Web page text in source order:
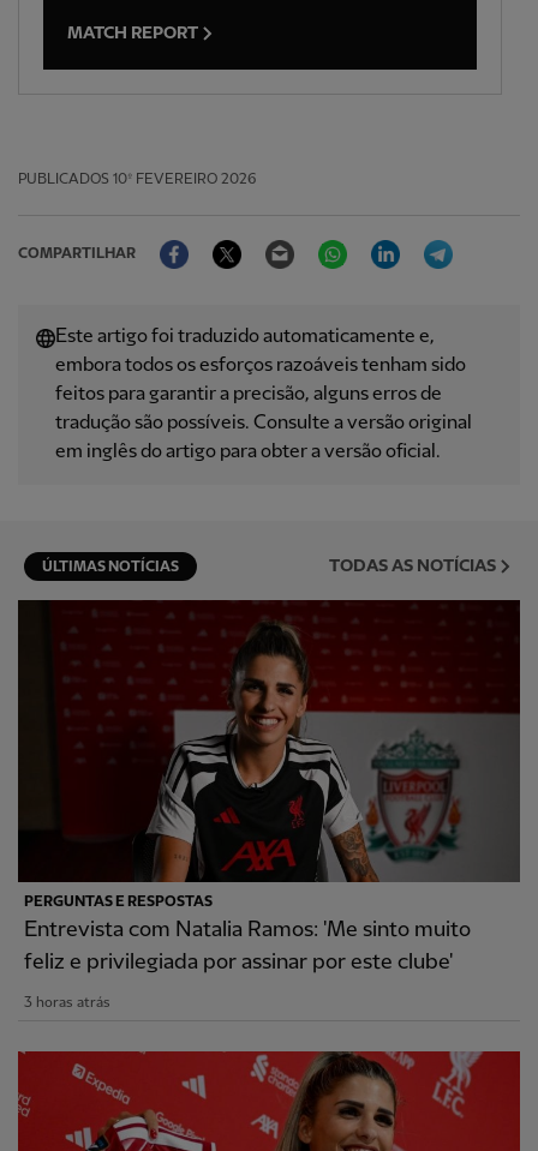
MATCH REPORT
PUBLICADOS 10º FEVEREIRO 2026
COMPARTILHAR
FacebookTwitter Email WhatsAppLinkedIn
Este artigo foi traduzido automaticamente e,
embora todos os esforços razoáveis ​​tenham sido
feitos para garantir a precisão, alguns erros de
tradução são possíveis. Consulte a versão original
em inglês do artigo para obter a versão oficial.
ÚLTIMAS NOTÍCIAS TODAS AS NOTÍCIAS
PERGUNTAS E RESPOSTAS
Entrevista com Natalia Ramos: 'Me sinto muito
feliz e privilegiada por assinar por este clube'
3 horas atrás